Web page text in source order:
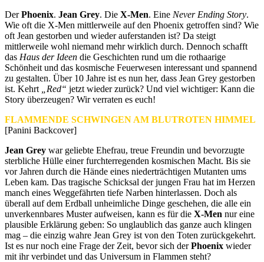
DerPhoenix. Jean Grey. Die X-Men. Eine Never Ending Story.
Wie oft die X-Men mittlerweile auf den Phoenix getroffen sind? Wie
oft Jean gestorben und wieder auferstanden ist? Da steigt
mittlerweile wohl niemand mehr wirklich durch. Dennoch schafft
das Haus der Ideen die Geschichten rund um die rothaarige
Schönheit und das kosmische Feuerwesen interessant und spannend
zu gestalten. Über 10 Jahre ist es nun her, dass Jean Grey gestorben
ist. Kehrt
„Red“ jetzt wieder zurück? Und viel wichtiger: Kann die
Story überzeugen? Wir verraten es euch!
FLAMMENDE SCHWINGEN AM BLUTROTEN HIMMEL
[Panini Backcover]
Jean Grey war geliebte Ehefrau, treue Freundin und bevorzugte
sterbliche Hülle einer furchterregenden kosmischen Macht. Bis sie
vor Jahren durch die Hände eines niederträchtigen Mutanten ums
Leben kam. Das tragische Schicksal der jungen Frau hat im Herzen
manch eines Weggefährten tiefe Narben hinterlassen. Doch als
überall auf dem Erdball unheimliche Dinge geschehen, die alle ein
unverkennbares Muster aufweisen, kann es für die X-Men nur eine
plausible Erklärung geben: So unglaublich das ganze auch klingen
mag – die einzig wahre Jean Grey ist von den Toten zurückgekehrt.
Ist es nur noch eine Frage der Zeit, bevor sich derPhoenix wieder
mit ihr verbindet und das Universum in Flammen steht?